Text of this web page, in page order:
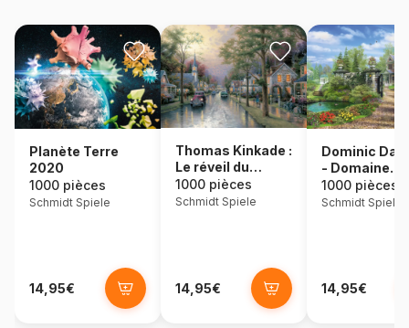
Planète Terre
2020
1000 pièces
Schmidt Spiele
14,95€
Thomas Kinkade :
Le réveil du
village
1000 pièces
Schmidt Spiele
14,95€
Dominic
- Domaine
idyllique
1000 pièces
Schmidt Spiele
14,95€